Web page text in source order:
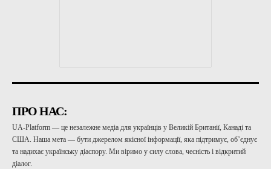
ПРО НАС:
UA-Platform — це незалежне медіа для українців у Великій Британії, Канаді та
США. Наша мета — бути джерелом якісної інформації, яка підтримує, об’єднує
та надихає українську діаспору. Ми віримо у силу слова, чесність і відкритий
діалог.